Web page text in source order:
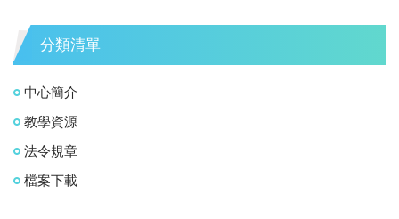
分類清單
中心簡介
教學資源
法令規章
檔案下載